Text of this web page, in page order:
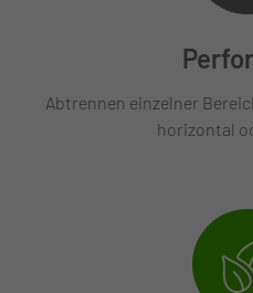
Abtrennen einzelner
horizontal